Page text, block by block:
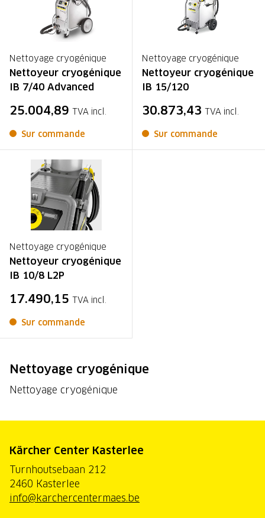
Nettoyage cryogénique
Nettoyeur cryogénique
IB 7/40 Advanced
25.004,89 TVA incl.
Sur commande
Nettoyage cryogénique
Nettoyeur cryogénique
IB 15/120
30.873,43 TVA incl.
Sur commande
Nettoyage cryogénique
Nettoyeur cryogénique
IB 10/8 L2P
17.490,15 TVA incl.
Sur commande
Nettoyage cryogénique
Nettoyage cryogénique
Kärcher Center Kasterlee
Turnhoutsebaan 212
2460 Kasterlee
info@karchercentermaes.be